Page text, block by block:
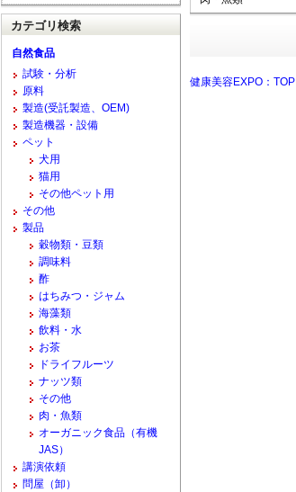
健康美容EXPO：TOP
カテゴリ検索
自然食品
試験・分析
原料
製造(受託製造、OEM)
製造機器・設備
ペット
犬用
猫用
その他ペット用
その他
製品
穀物類・豆類
調味料
酢
はちみつ・ジャム
海藻類
飲料・水
お茶
ドライフルーツ
ナッツ類
その他
肉・魚類
オーガニック食品（有機
JAS）
講演依頼
問屋（卸）